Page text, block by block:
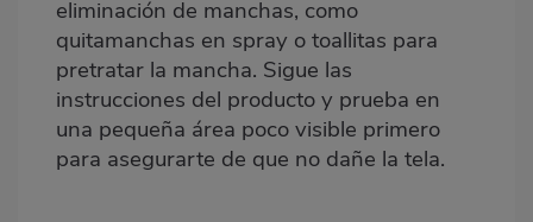
eliminación de manchas, como
quitamanchas en spray otoallitas para
pretratar la mancha. Sigue las
instrucciones del producto y prueba en
una pequeña área poco visible primero
para asegurarte de que no dañe la tela.